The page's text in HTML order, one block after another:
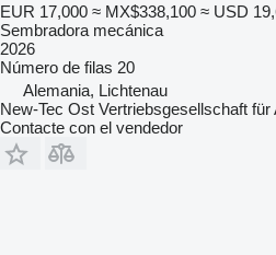
EUR 17,000 ≈ MX$338,100 ≈ USD
Sembradora mecánica
2026
Número de filas 20
Alemania, Lichtenau
New-Tec Ost Vertriebsgesellschaft
Contacte con el vendedor